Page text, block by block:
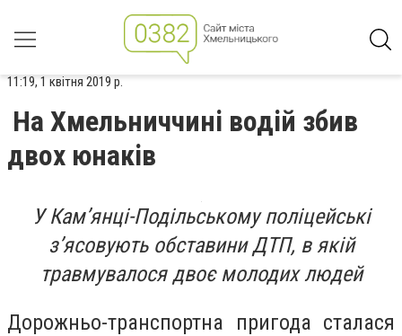
11:19, 1 квітня 2019 р.
На Хмельниччині водій збив
двох юнаків
У Кам’янці-Подільському поліцейські
з’ясовують обставини ДТП, в якій
травмувалося двоє молодих людей
Дорожньо-транспортна пригода сталася